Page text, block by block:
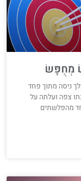
מְחֻפָּשׂ
ניסה מתוך פחד
צפה ועלתה על
מהפלשתים